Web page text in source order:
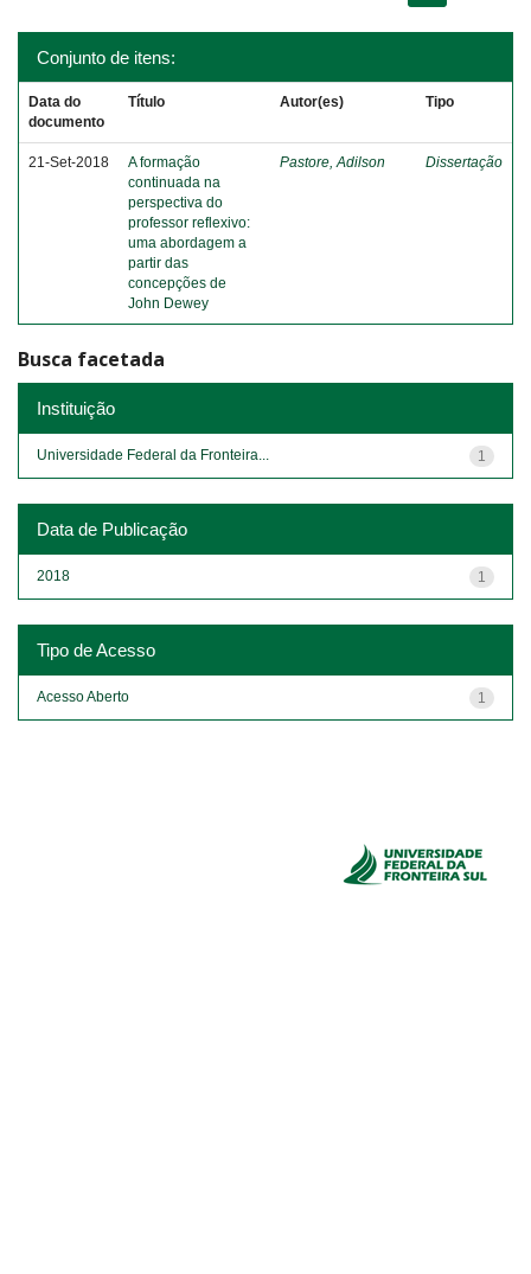
Conjunto de itens:
Data do
documento
Título Autor(es) Tipo
21-Set-2018
A formação
continuada na
perspectiva do
professor reflexivo:
uma abordagem a
partir das
concepções de
John Dewey
Pastore, Adilson Dissertação
Busca facetada
Instituição
1
Universidade Federal da Fronteira...
Data de Publicação
1
2018
Tipo de Acesso
1
Acesso Aberto